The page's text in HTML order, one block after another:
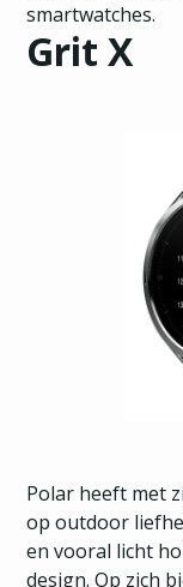
smartwatches.
Grit X
Polar heeft met
op outdoor
en vooral licht
design. Op zich